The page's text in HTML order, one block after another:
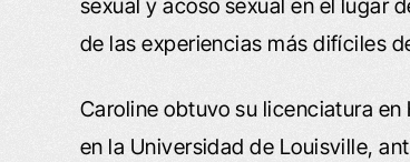
sexual y acoso sexual en el lugar
de las experiencias más difíciles
Caroline obtuvo su licenciatura
en la Universidad de Louisville,